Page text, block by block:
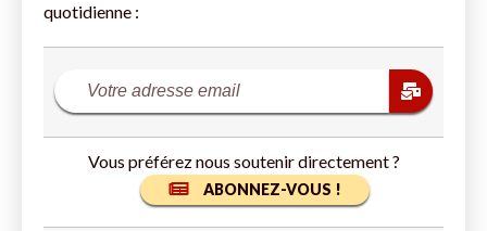
quotidienne :
Vous préférez nous soutenir directement ?
ABONNEZ-VOUS !